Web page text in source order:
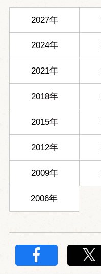
2027年
2024年
2021年
2018年
2015年
2012年
2009年
2006年